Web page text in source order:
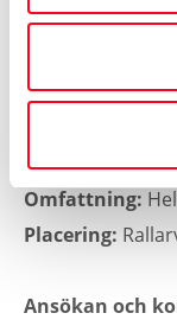
Övrigt
Tillträde:Enligt
Omfattning:
Placering:
Ansökan och